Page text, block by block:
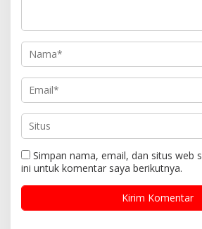
Simpan nama, email, dan situs web
ini untuk komentar saya berikutnya.